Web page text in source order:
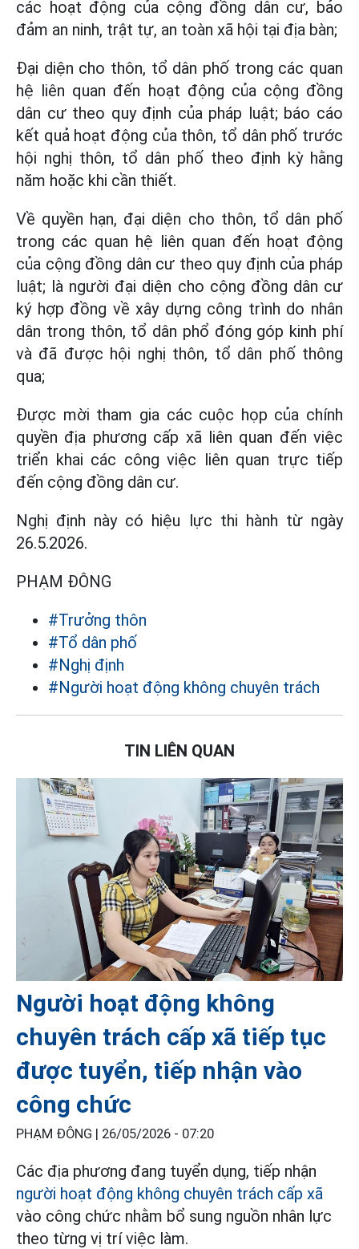
các hoạt động của cộng đồng dân cư, bảo
đảm an ninh, trật tự, an toàn xã hội tại địa bàn;
Đại diện cho thôn, tổ dân phố trong các quan
hệ liên quan đến hoạt động của cộng đồng
dân cư theo quy định của pháp luật; báo cáo
kết quả hoạt động của thôn, tổ dân phố trước
hội nghị thôn, tổ dân phố theo định kỳ hằng
năm hoặc khi cần thiết.
Về quyền hạn, đại diện cho thôn, tổ dân phố
trong các quan hệ liên quan đến hoạt động
của cộng đồng dân cư theo quy định của pháp
luật; là người đại diện cho cộng đồng dân cư
ký hợp đồng về xây dựng công trình do nhân
dân trong thôn, tổ dân phổ đóng góp kinh phí
và đã được hội nghị thôn, tổ dân phố thông
qua;
Được mời tham gia các cuộc họp của chính
quyền địa phương cấp xã liên quan đến việc
triển khai các công việc liên quan trực tiếp
đến cộng đồng dân cư.
Nghị định này có hiệu lực thi hành từ ngày
26.5.2026.
PHẠM ĐÔNG
#Trưởng thôn
#Tổ dân phố
#Nghị định
#Người hoạt động không chuyên trách
TIN LIÊN QUAN
Người hoạt động không
chuyên trách cấp xã tiếp tục
được tuyển, tiếp nhận vào
công chức
PHẠM ĐÔNG | 26/05/2026 - 07:20
Các địa phương đang tuyển dụng, tiếp nhận
người hoạt động không chuyên trách cấp xã
vào công chức nhằm bổ sung nguồn nhân lực
theo từng vị trí việc làm.